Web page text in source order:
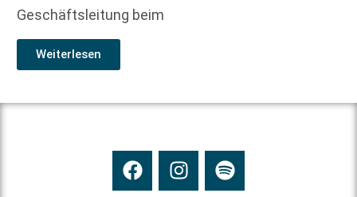
Geschäftsleitung beim
Weiterlesen